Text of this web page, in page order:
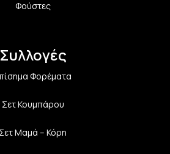
Φούστες
Συλλογές
Φορέματα
Σετ Κουμπάρου
Σετ Μαμά – Κόρη